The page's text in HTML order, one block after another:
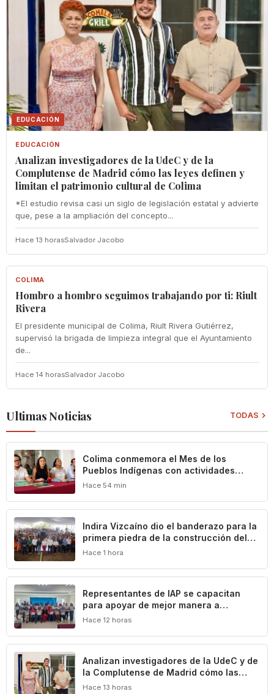
EDUCACIÓN
EDUCACIÓN
Analizan investigadores de la UdeC y de la
Complutense de Madrid cómo las leyes definen y
limitan el patrimonio cultural de Colima
*El estudio revisa casi un siglo de legislación estatal y advierte
que, pese a la ampliación del concepto...
Hace 13 horasSalvador Jacobo
COLIMA
COLIMA
Hombro a hombro seguimos trabajando por ti: Riult
Rivera
El presidente municipal de Colima, Riult Rivera Gutiérrez,
supervisó la brigada de limpieza integral que el Ayuntamiento
de...
Hace 14 horasSalvador Jacobo
Ultimas Noticias TODAS
Colima conmemora el Mes de los
Pueblos Indígenas con actividades
culturales y académicas
Hace 54 min
Indira Vizcaíno dio el banderazo para la
primera piedra de la construcción del
Centro Comunitario ‘México Imparable’
Hace 1 hora
Representantes de IAP se capacitan
para apoyar de mejor manera a
población vulnerable del estado de
Hace 12 horas
Analizan investigadores de la UdeC y de
la Complutense de Madrid cómo las
leyes definen y limitan el patrimonio
Hace 13 horas